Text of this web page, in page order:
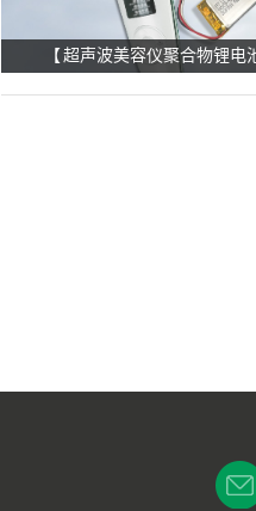
【 超声波美容仪聚合物锂电